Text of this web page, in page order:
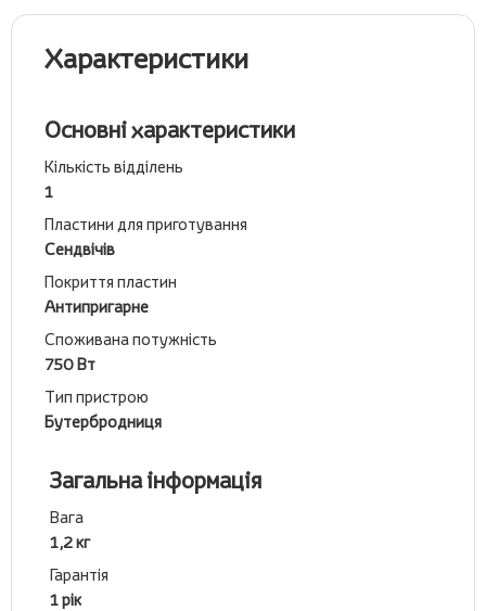
Характеристики
Основні характеристики
Кількість відділень
1
Пластини для приготування
Сендвічів
Покриття пластин
Антипригарне
Споживана потужність
750 Вт
Тип пристрою
Бутербродниця
Загальна інформація
Вага
1,2 кг
Гарантія
1 рік